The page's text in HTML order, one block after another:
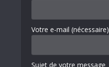
Votre e-mail (nécessaire)
Sujet de votre message